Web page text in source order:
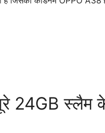
24GB स्लैम